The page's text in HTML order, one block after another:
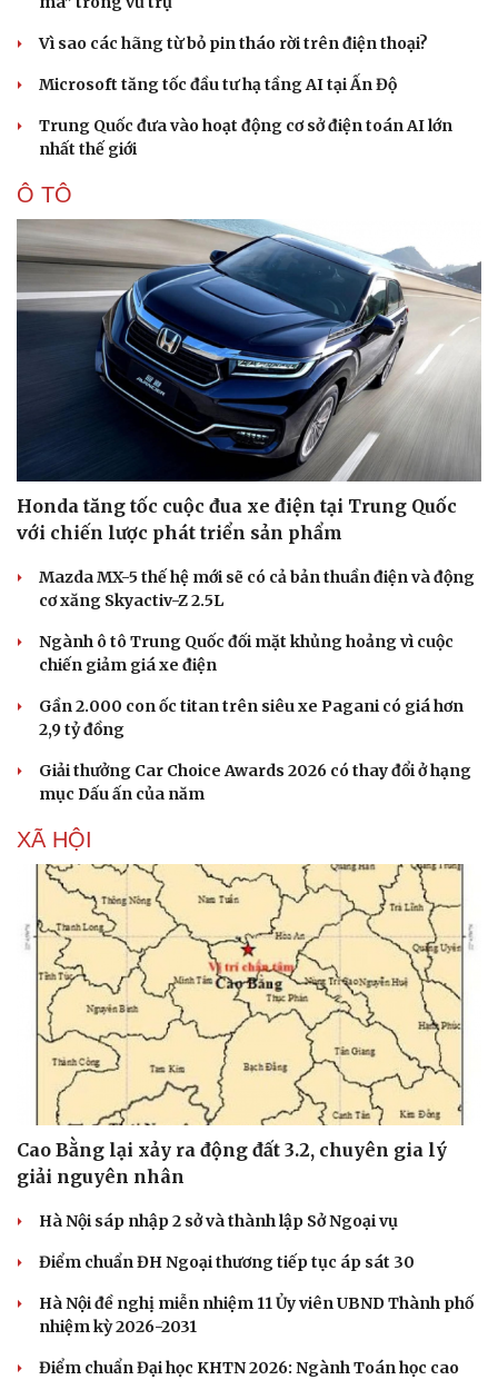
Sức khỏe
Cây thuốc
Nhi khoa
Nam khoa
Phòng mạch online
Ăn sạch sống khỏe
Đời sống
Blog
Vì sao các hãng từ bỏ pin tháo rời trên điện thoại?
Microsoft tăng tốc đầu tư hạ tầng AI tại Ấn Độ
Trung Quốc đưa vào hoạt động cơ sở điện toán AI lớn
nhất thế giới
Ô TÔ
Honda tăng tốc cuộc đua xe điện tại Trung Quốc
với chiến lược phát triển sản phẩm
Mazda MX-5 thế hệ mới sẽ có cả bản thuần điện và động
cơ xăng Skyactiv-Z 2.5L
Ngành ô tô Trung Quốc đối mặt khủng hoảng vì cuộc
chiến giảm giá xe điện
Gần 2.000 con ốc titan trên siêu xe Pagani có giá hơn
2,9 tỷ đồng
Giải thưởng Car Choice Awards 2026 có thay đổi ở hạng
mục Dấu ấn của năm
XÃ HỘI
Cao Bằng lại xảy ra động đất 3.2, chuyên gia lý
giải nguyên nhân
Hà Nội sáp nhập 2 sở và thành lập Sở Ngoại vụ
Điểm chuẩn ĐH Ngoại thương tiếp tục áp sát 30
Hà Nội đề nghị miễn nhiệm 11 Ủy viên UBND Thành phố
nhiệm kỳ 2026-2031
Điểm chuẩn Đại học KHTN 2026: Ngành Toán học cao